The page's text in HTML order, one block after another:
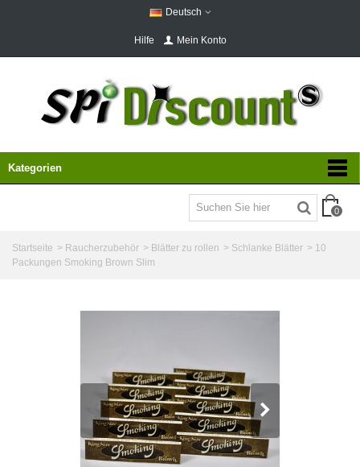
Deutsch
Hilfe Mein Konto
Kategorien
0
Startseite > Raucherzubehör > Blätter zu rollen > Schlanke Blätter > 10
Packungen Smoking Brown Slim